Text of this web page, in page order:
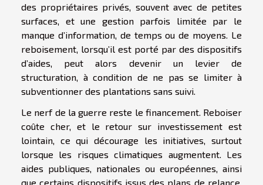
des propriétaires privés, souvent avec de petites
surfaces, et une gestion parfois limitée par le
manque d’information, de temps ou de moyens. Le
reboisement, lorsqu’il est porté par des dispositifs
d’aides, peut alors devenir un levier de
structuration, à condition de ne pas se limiter à
subventionner des plantations sans suivi.
Le nerf de la guerre reste le financement. Reboiser
coûte cher, et le retour sur investissement est
lointain, ce qui décourage les initiatives, surtout
lorsque les risques climatiques augmentent. Les
aides publiques, nationales ou européennes, ainsi
que certains dispositifs issus des plans de relance,